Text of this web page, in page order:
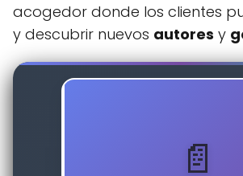
acogedor donde los clientes
y descubrir nuevos autores y